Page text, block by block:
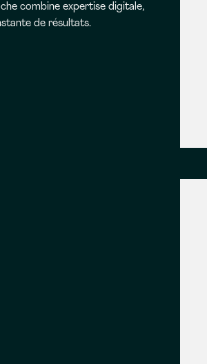
combine expertise digitale,
de résultats.